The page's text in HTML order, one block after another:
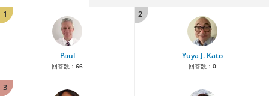
1
Paul
回答数： 66
2
Yuya J. Kato
回答数： 0
3